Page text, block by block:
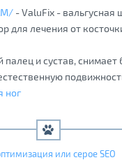
- ValuFix - вальгусная
для лечения от
и сустав, снимает
ног
или серое SEO